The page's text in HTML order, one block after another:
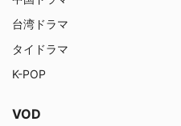
台湾ドラマ
タイドラマ
K-POP
VOD